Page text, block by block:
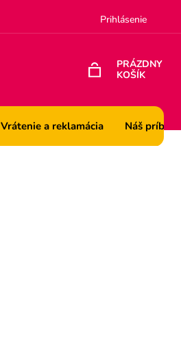
Prihlásenie
KOŠÍK
PRÁZDNY
KOŠÍK
Vrátenie a reklamácia Náš príbeh